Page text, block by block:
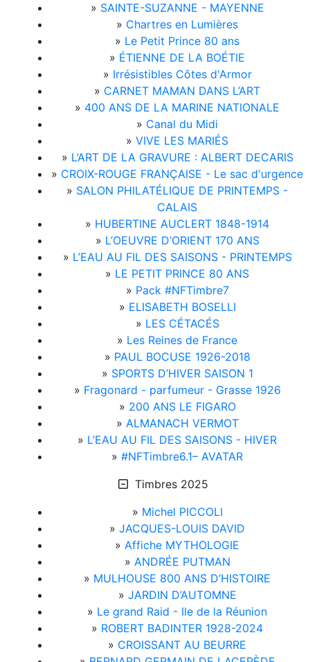
» SAINTE-SUZANNE - MAYENNE
» Chartres en Lumières
» Le Petit Prince 80 ans
» ÉTIENNE DE LA BOÉTIE
» Irrésistibles Côtes d'Armor
» CARNET MAMAN DANS L’ART
» 400 ANS DE LA MARINE NATIONALE
» Canal du Midi
» VIVE LES MARIÉS
» L’ART DE LA GRAVURE : ALBERT DECARIS
» CROIX-ROUGE FRANÇAISE - Le sac d'urgence
» SALON PHILATÉLIQUE DE PRINTEMPS -
CALAIS
» HUBERTINE AUCLERT 1848-1914
» L’OEUVRE D’ORIENT 170 ANS
» L’EAU AU FIL DES SAISONS - PRINTEMPS
» LE PETIT PRINCE 80 ANS
» Pack #NFTimbre7
» ELISABETH BOSELLI
» LES CÉTACÉS
» Les Reines de France
» PAUL BOCUSE 1926-2018
» SPORTS D’HIVER SAISON 1
» Fragonard - parfumeur - Grasse 1926
» 200 ANS LE FIGARO
» ALMANACH VERMOT
» L’EAU AU FIL DES SAISONS - HIVER
» #NFTimbre6.1– AVATAR
Timbres 2025
» Michel PICCOLI
» JACQUES-LOUIS DAVID
» Affiche MYTHOLOGIE
» ANDRÉE PUTMAN
» MULHOUSE 800 ANS D’HISTOIRE
» JARDIN D’AUTOMNE
» Le grand Raid - Ile de la Réunion
» ROBERT BADINTER 1928-2024
» CROISSANT AU BEURRE